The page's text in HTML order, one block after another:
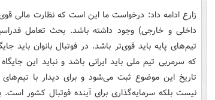
زارع ادامه داد: درخواست ما این است که نظارت مالی قوی
داخلی و خارجی) وجود داشته باشد. بحث تعامل
تیم‌های پایه باید قوی‌تر باشد. در فوتبال بانوان باید
که سرمربی تیم ملی باید ایرانی باشد و نباید این
تاریخ این موضوع ثبت می‌شود و برای دیدار با
نیست بلکه سرمایه‌گذاری برای آینده فوتبال کشور است.